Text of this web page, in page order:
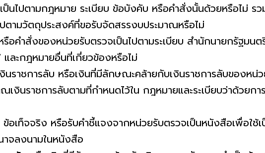
ป็นไปตามกฎหมาย ระเบียบ ข้อบังคับ หรือคําสั่งนั้นด้วยหรือไม่ ร
ปตามวัตถุประสงค์ที่ขอรับจัดสรรงบประมาณหรือไม่
อคําสั่งของหน่วยรับตรวจเป็นไปตามระเบียบ สํานักนายกรัฐมนต
ละกฎหมายอื่นที่เกี่ยวข้องหรือไม่
นราชการลับ หรือเงินที่มีลักษณะคล้ายกับเงินราชการลับของหน่
เงินราชการลับตามที่กําหนดไว้ใน กฎหมายและระเบียบว่าด้วยกา
อเท็จจริง หรือรับคําชี้แจงจากหน่วยรับตรวจเป็นหนังสือเพื่อใช้
าจลงนามในหนังสือ